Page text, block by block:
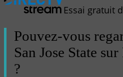
Essai gratuit
Pouvez-vous
San Jose State
?